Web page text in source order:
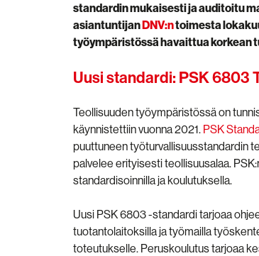
standardin mukaisesti ja auditoitu
asiantuntijanDNV:ntoimesta
työympäristössä havaittua korkean
Uusi standardi: PSK 6803
Teollisuuden työympäristössä on
käynnistettiin vuonna 2021. PSK
puuttuneen työturvallisuusstandardin
palvelee erityisesti teollisuusalaa.
standardisoinnilla ja koulutuksella.
Uusi PSK 6803 -standardi tarjoaa
tuotantolaitoksilla ja työmailla
toteutukselle. Peruskoulutus tarjoaa